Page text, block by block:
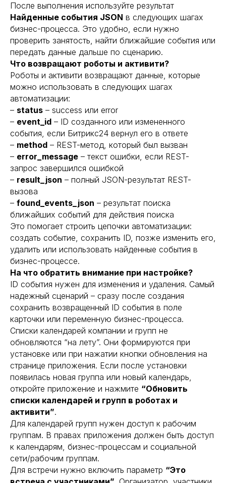
После выполнения используйте результат
Найденные события JSON в следующих шагах
бизнес-процесса. Это удобно, если нужно
проверить занятость, найти ближайшие события или
передать данные дальше по сценарию.
Что возвращают роботы и активити?
Роботы и активити возвращают данные, которые
можно использовать в следующих шагах
автоматизации:
– status – success или error
– event_id – ID созданного или измененного
события, если Битрикс24 вернул его в ответе
– method – REST-метод, который был вызван
– error_message – текст ошибки, если REST-
запрос завершился ошибкой
– result_json – полный JSON-результат REST-
вызова
– found_events_json – результат поиска
ближайших событий для действия поиска
Это помогает строить цепочки автоматизации:
создать событие, сохранить ID, позже изменить его,
удалить или использовать найденные события в
бизнес-процессе.
На что обратить внимание при настройке?
ID события нужен для изменения и удаления. Самый
надежный сценарий – сразу после создания
сохранить возвращенный ID события в поле
карточки или переменную бизнес-процесса.
Списки календарей компании и групп не
обновляются “на лету”. Они формируются при
установке или при нажатии кнопки обновления на
странице приложения. Если после установки
появилась новая группа или новый календарь,
откройте приложение и нажмите “Обновить
списки календарей и групп в роботах и
активити”.
Для календарей групп нужен доступ к рабочим
группам. В правах приложения должен быть доступ
к календарям, бизнес-процессам и социальной
сети/рабочим группам.
Для встречи нужно включить параметр “Это